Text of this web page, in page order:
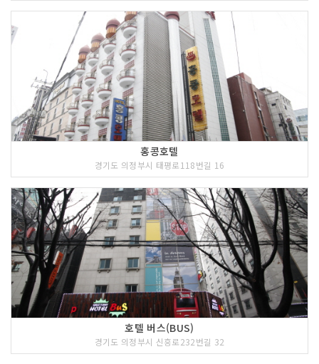
[고산떡갈비]
최고 품질의 한우 갈빗살로 만든 떡갈비
는 매일 저녁 다음날 쓸 만큼의 양만 칼질
해 양념한 후 하룻밤 숙성 시킨 뒤 아침마
다 주문과 동시에 석쇠에 구워 기름기는
빠지고 육즙은 풍부해 고기 본연의 맛을
느낄 수 있다. 특히 1979년부터 창업해
대를 이어가고 있다.
망월사는 자운봉, 만장봉, 선인봉, 주봉
홍콩호텔
경기도 의정부시 태평로118번길 16
호텔 버스(BUS)
경기도 의정부시 신흥로232번길 32